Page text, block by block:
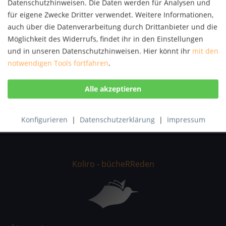
Datenschutzhinweisen. Die Daten werden für Analysen und
für eigene Zwecke Dritter verwendet. Weitere Informationen,
auch über die Datenverarbeitung durch Drittanbieter und die
Möglichkeit des Widerrufs, findet ihr in den Einstellungen
und in unseren Datenschutzhinweisen. Hier könnt ihr mit den
notwendigen Tools fortfahren.
Konfigurieren | Datenschutzerklärung | Impressum
Autor:
Georg Sitter
Artikel-Nr.:
KNV62153447
ISBN:
9783668382800
Beschreibung
Wissenschaftlicher Aufsatz aus dem Jahr 2016 im
Fachbereich Didaktik - Informatik, Pädagogische...mehr
Bewertungen lesen, schreiben und diskutieren...mehr
Koliro - bücheRReden